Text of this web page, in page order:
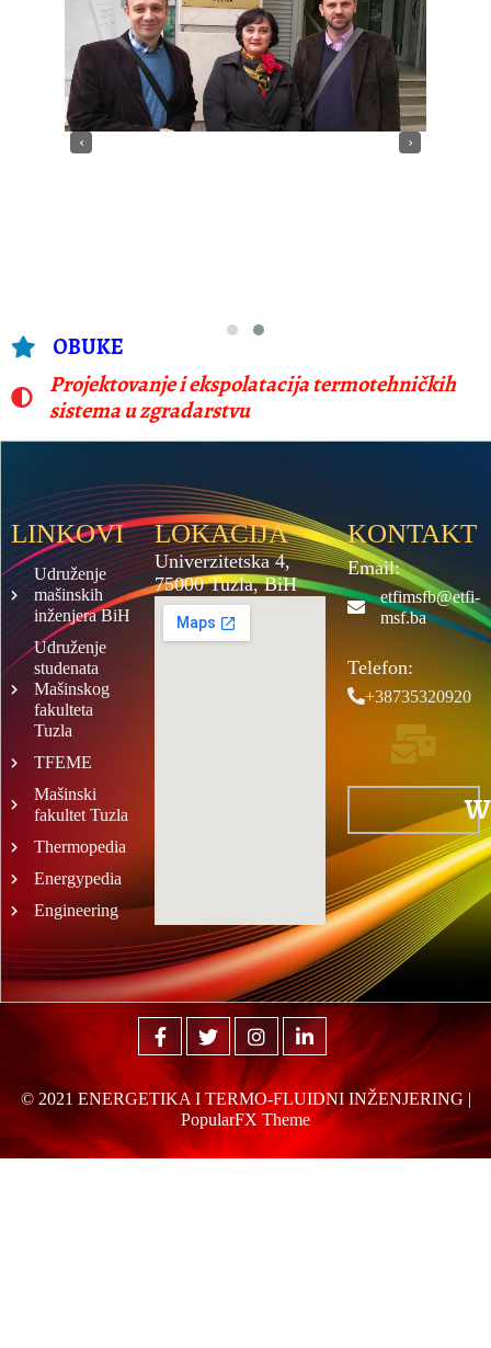
‹ ›
OBUKE
Projektovanje i ekspolatacija termotehničkih
sistema u zgradarstvu
LINKOVI
Udruženje
mašinskih
inženjera BiH
Udruženje
studenata
Mašinskog
fakulteta
Tuzla
TFEME
Mašinski
fakultet Tuzla
Thermopedia
Energypedia
Engineering
LOKACIJA
Univerzitetska 4,
75000 Tuzla, BiH
KONTAKT
Email:
etfimsfb@etfi-
msf.ba
Telefon:
+38735320920
© 2021 ENERGETIKA I TERMO-FLUIDNI INŽENJERING |
PopularFX Theme